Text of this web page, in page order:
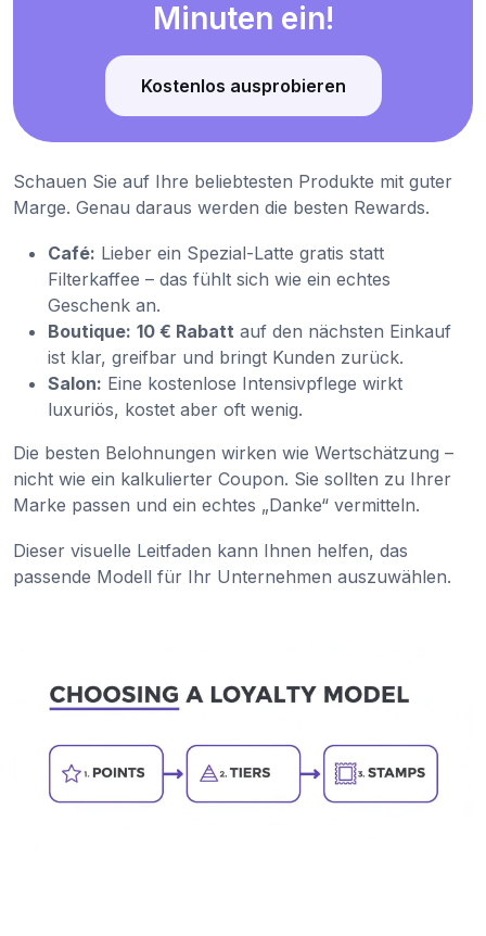
Minuten ein!
Kostenlos ausprobieren
Schauen Sie auf Ihre beliebtesten Produkte mit guter
Marge. Genau daraus werden die besten Rewards.
Café: Lieber ein Spezial-Latte gratis statt
Filterkaffee – das fühlt sich wie ein echtes
Geschenk an.
Boutique: 10 € Rabatt auf den nächsten Einkauf
ist klar, greifbar und bringt Kunden zurück.
Salon: Eine kostenlose Intensivpflege wirkt
luxuriös, kostet aber oft wenig.
Die besten Belohnungen wirken wie Wertschätzung –
nicht wie ein kalkulierter Coupon. Sie sollten zu Ihrer
Marke passen und ein echtes „Danke“ vermitteln.
Dieser visuelle Leitfaden kann Ihnen helfen, das
passende Modell für Ihr Unternehmen auszuwählen.